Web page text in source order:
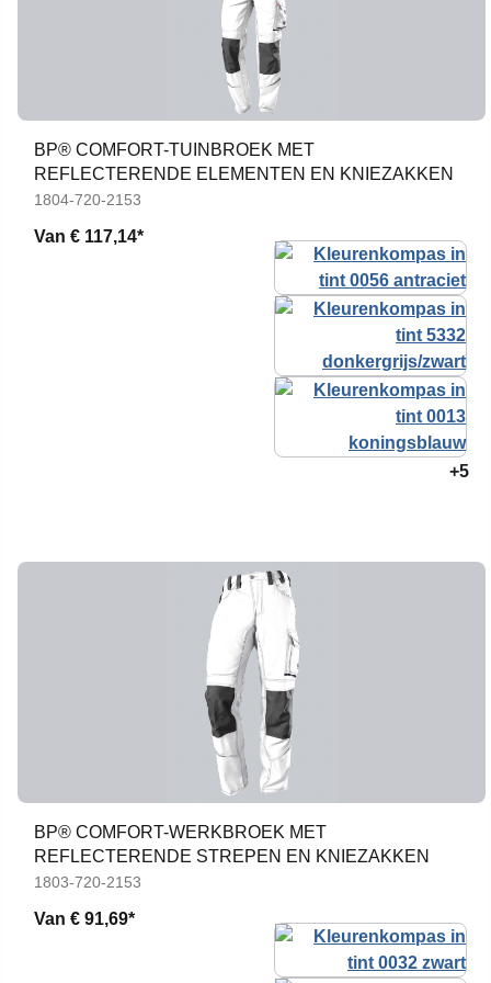
BP® COMFORT-TUINBROEK MET
REFLECTERENDE ELEMENTEN EN KNIEZAKKEN
1804-720-2153
Van € 117,14*
+5
BP® COMFORT-WERKBROEK MET
REFLECTERENDE STREPEN EN KNIEZAKKEN
1803-720-2153
Van € 91,69*